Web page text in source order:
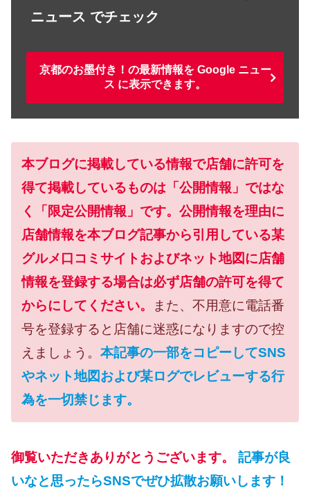
ニュース でチェック
京都のお墨付き！の最新情報を Google ニュー
ス に表示できます。
本ブログに掲載している情報で店舗に許可を
得て掲載しているものは「公開情報」ではな
く「限定公開情報」です。公開情報を理由に
店舗情報を本ブログ記事から引用している某
グルメ口コミサイトおよびネット地図に店舗
情報を登録する場合は必ず店舗の許可を得て
からにしてください。
また、不用意に電話番
号を登録すると店舗に迷惑になりますので控
えましょう。 本記事の一部をコピーしてSNS
やネット地図および某ログでレビューする行
為を一切禁じます。
御覧いただきありがとうございます。
記事が良
いなと思ったらSNSでぜひ拡散お願いします！